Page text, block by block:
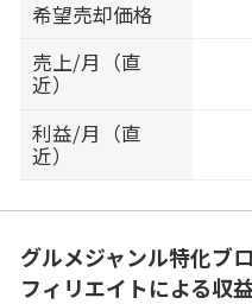
希望売却価格
売上/月（直
近）
利益/月（直
近）
グルメジャンル特化ブ
フィリエイトによる収